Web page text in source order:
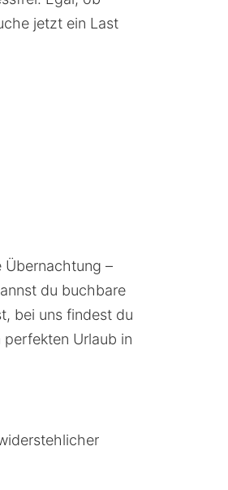
jetzt ein Last
Übernachtung –
du buchbare
bei uns findest du
Urlaub in